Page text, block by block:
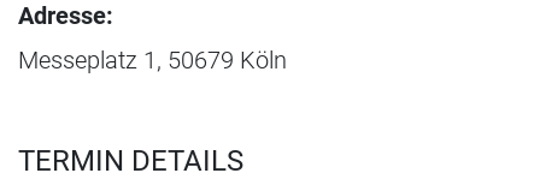
Adresse:
Messeplatz 1, 50679 Köln
TERMIN DETAILS